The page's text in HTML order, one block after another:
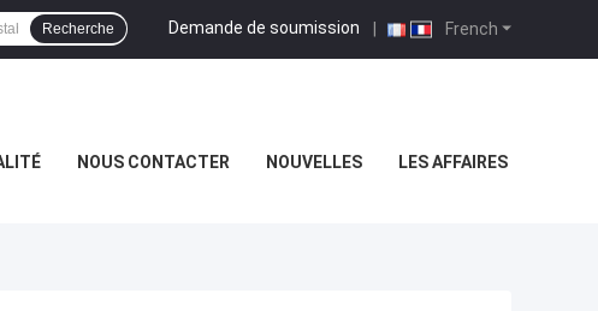
French
Demande de soumission |
Recherche
NOUS CONTACTER NOUVELLES LES AFFAIRES